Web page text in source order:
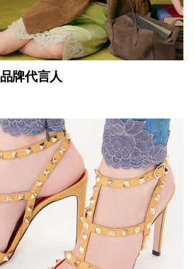
牌代言人